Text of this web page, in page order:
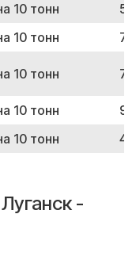
10 тонн
10 тонн
10 тонн
10 тонн
10 тонн
-